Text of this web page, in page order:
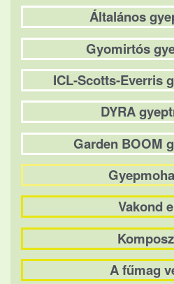
Általános
Gyomirtós
ICL-Scotts-Everris
DYRA
Garden BOOM
Vakond
A fűmag